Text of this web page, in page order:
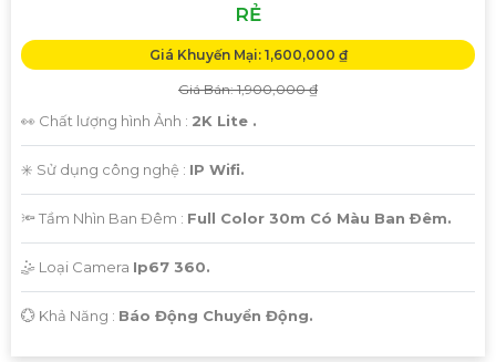
RẺ
Giá Khuyến Mại: 1,600,000 ₫
Giá Bán: 1,900,000 ₫
👀 Chất lượng hình Ảnh : 2K Lite .
✳️ Sử dụng công nghệ : IP Wifi.
🔦 Tầm Nhìn Ban Đêm : Full Color 30m Có Màu Ban Ðêm.
🤹 Loại Camera Ip67 360.
️💮 Khả Năng : Báo Động Chuyển Động.